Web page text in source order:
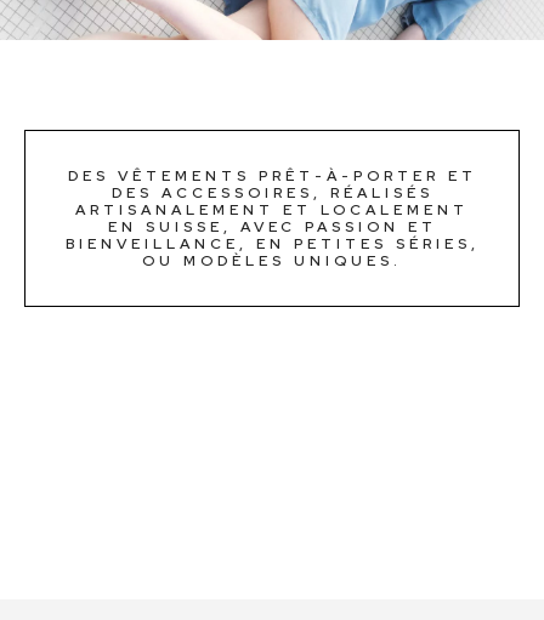
DES VÊTEMENTS PRÊT-À-PORTER ET
DES ACCESSOIRES, RÉALISÉS
ARTISANALEMENT ET LOCALEMENT
EN SUISSE, AVEC PASSION ET
BIENVEILLANCE, EN PETITES SÉRIES,
OU MODÈLES UNIQUES.